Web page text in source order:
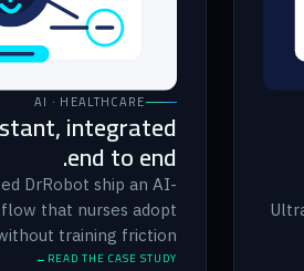
AI · HEALTHCARE
integrated
end to end.
DrRobot ship an AI-
that nurses adopt
training friction.
READ THE CASE STUDY